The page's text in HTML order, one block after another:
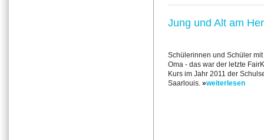
Jung und Alt am
Schülerinnen und Schüler mit
Oma - das war der letzte
Kurs im Jahr 2011 der
Saarlouis. »weiterlesen